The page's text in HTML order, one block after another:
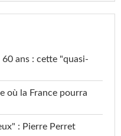
60 ans : cette "quasi-
où la France pourra
: Pierre Perret